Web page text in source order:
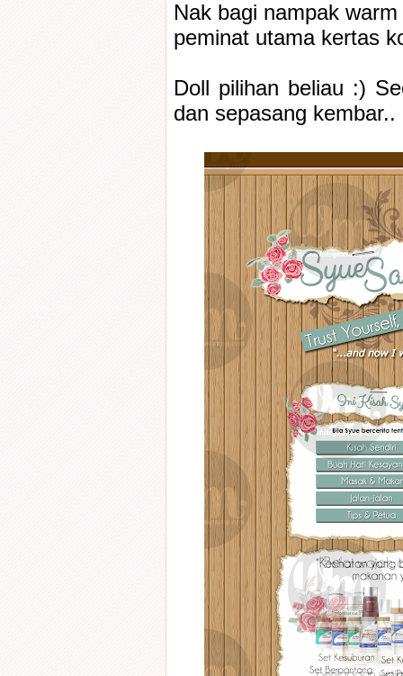
Nak bagi nampak
peminat utama kertas
Doll pilihan beliau :)
dan sepasang kembar..